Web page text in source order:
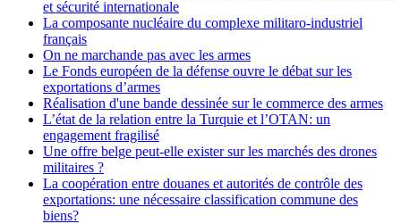
et sécurité internationale
La composante nucléaire du complexe militaro-industriel
français
On ne marchande pas avec les armes
Le Fonds européen de la défense ouvre le débat sur les
exportations d’armes
Réalisation d'une bande dessinée sur le commerce des armes
L’état de la relation entre la Turquie et l’OTAN: un
engagement fragilisé
Une offre belge peut-elle exister sur les marchés des drones
militaires ?
La coopération entre douanes et autorités de contrôle des
exportations: une nécessaire classification commune des
biens?